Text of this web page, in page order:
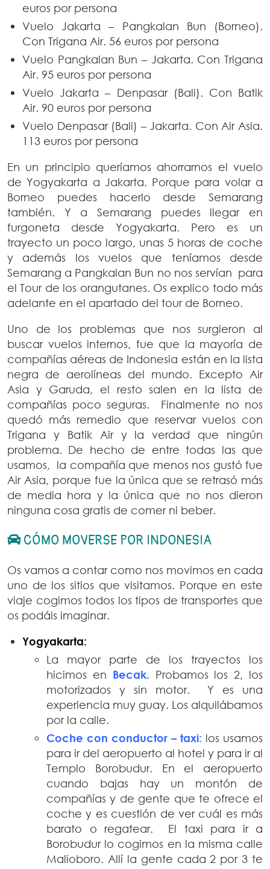
euros por persona
Vuelo Jakarta – Pangkalan Bun (Borneo).
Con Trigana Air. 56 euros por persona
Vuelo Pangkalan Bun – Jakarta. Con Trigana
Air. 95 euros por persona
Vuelo Jakarta – Denpasar (Bali). Con Batik
Air. 90 euros por persona
Vuelo Denpasar (Bali) – Jakarta. Con Air Asia.
113 euros por persona
En un principio queríamos ahorrarnos el vuelo
de Yogyakarta a Jakarta. Porque para volar a
Borneo puedes hacerlo desde Semarang
también. Y a Semarang puedes llegar en
furgoneta desde Yogyakarta. Pero es un
trayecto un poco largo, unas 5 horas de coche
y además los vuelos que teníamos desde
Semarang a Pangkalan Bun no nos servían para
el Tour de los orangutanes. Os explico todo más
adelante en el apartado del tour de Borneo.
Uno de los problemas que nos surgieron al
buscar vuelos internos, fue que la mayoría de
compañías aéreas de Indonesia están en la lista
negra de aerolíneas del mundo. Excepto Air
Asia y Garuda, el resto salen en la lista de
compañías poco seguras. Finalmente no nos
quedó más remedio que reservar vuelos con
Trigana y Batik Air y la verdad que ningún
problema. De hecho de entre todas las que
usamos, la compañía que menos nos gustó fue
Air Asia, porque fue la única que se retrasó más
de media hora y la única que no nos dieron
ninguna cosa gratis de comer ni beber.
CÓMO MOVERSE POR INDONESIA
Os vamos a contar como nos movimos en cada
uno de los sitios que visitamos. Porque en este
viaje cogimos todos los tipos de transportes que
os podáis imaginar.
Yogyakarta:
La mayor parte de los trayectos los
hicimos en Becak. Probamos los 2, los
motorizados y sin motor. Y es una
experiencia muy guay. Los alquilábamos
por la calle.
Coche con conductor – taxi: los usamos
para ir del aeropuerto al hotel y para ir al
Templo Borobudur. En el aeropuerto
cuando bajas hay un montón de
compañías y de gente que te ofrece el
coche y es cuestión de ver cuál es más
barato o regatear. El taxi para ir a
Borobudur lo cogimos en la misma calle
Malioboro. Allí la gente cada 2 por 3 te